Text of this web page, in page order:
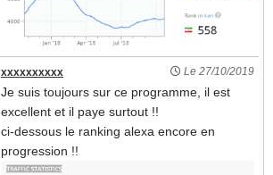
xxxxxxxxxx Le 27/10/2019
Je suis toujours sur ce programme, il est
excellent et il paye surtout !!
ci-dessous le ranking alexa encore en
progression !!